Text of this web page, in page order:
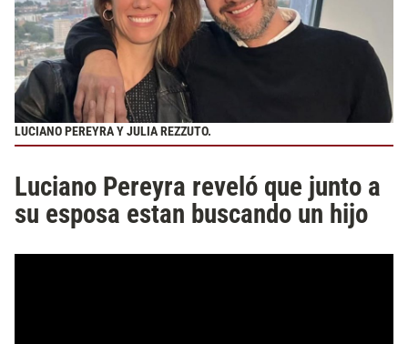
LUCIANO PEREYRA Y JULIA REZZUTO.
Luciano Pereyra reveló que junto a
su esposa estan buscando un hijo